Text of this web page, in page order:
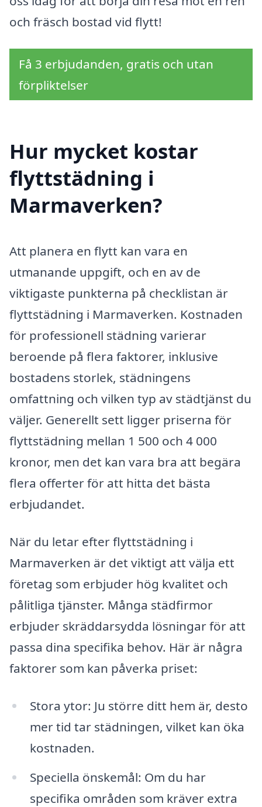
och fräsch bostad vid flytt!
Få 3 erbjudanden, gratis och utan
förpliktelser
Hur mycket kostar
flyttstädning i
Marmaverken?
Att planera en flytt kan vara en
utmanande uppgift, och en av de
viktigaste punkterna på checklistan är
flyttstädning i Marmaverken. Kostnaden
för professionell städning varierar
beroende på flera faktorer, inklusive
bostadens storlek, städningens
omfattning och vilken typ av städtjänst du
väljer. Generellt sett ligger priserna för
flyttstädning mellan 1 500 och 4 000
kronor, men det kan vara bra att begära
flera offerter för att hitta det bästa
erbjudandet.
När du letar efter flyttstädning i
Marmaverken är det viktigt att välja ett
företag som erbjuder hög kvalitet och
pålitliga tjänster. Många städfirmor
erbjuder skräddarsydda lösningar för att
passa dina specifika behov. Här är några
faktorer som kan påverka priset:
Stora ytor: Ju större ditt hem är, desto
mer tid tar städningen, vilket kan öka
kostnaden.
Speciella önskemål: Om du har
specifika områden som kräver extra